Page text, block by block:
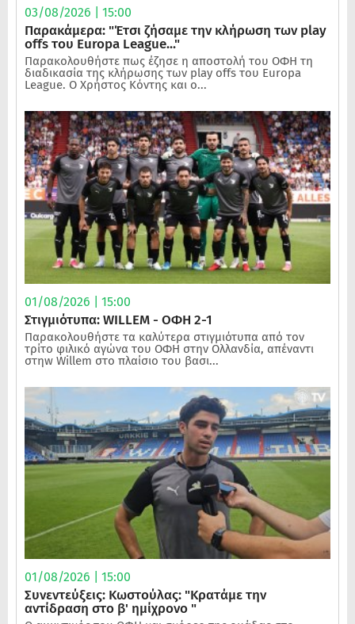
03/08/2026 | 15:00
Παρακάμερα: "Έτσι ζήσαμε την κλήρωση των play
offs του Europa League..."
Παρακολουθήστε πως έζησε η αποστολή του ΟΦΗ τη
διαδικασία της κλήρωσης των play offs του Europa
League. Ο Χρήστος Κόντης και ο...
01/08/2026 | 15:00
Στιγμιότυπα: WILLEM - ΟΦΗ 2-1
Παρακολουθήστε τα καλύτερα στιγμιότυπα από τον
τρίτο φιλικό αγώνα του ΟΦΗ στην Ολλανδία, απέναντι
στηw Willem στο πλαίσιο του βασι...
01/08/2026 | 15:00
Συνεντεύξεις: Κωστούλας: "Κρατάμε την
αντίδραση στο β' ημίχρονο "